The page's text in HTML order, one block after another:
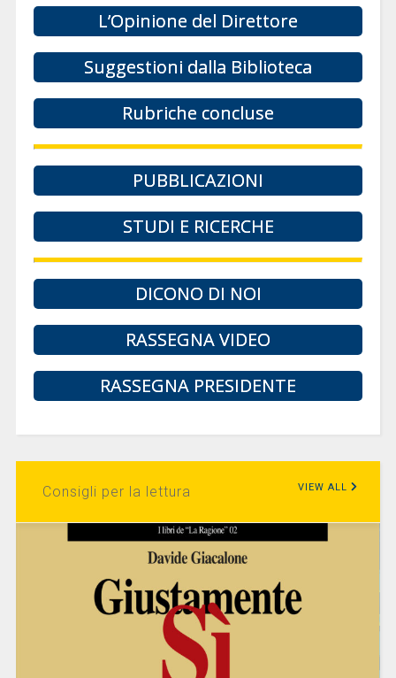
L’Opinione del Direttore
Suggestioni dalla Biblioteca
Rubriche concluse
PUBBLICAZIONI
STUDI E RICERCHE
DICONO DI NOI
RASSEGNA VIDEO
RASSEGNA PRESIDENTE
Consigli per la lettura VIEW ALL